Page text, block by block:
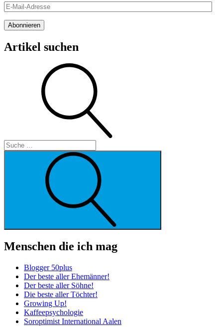
E-
Mail-
Adresse
Abonnieren
Artikel suchen
Menschen die ich mag
Blogger 50plus
Der beste aller Ehemänner!
Der beste aller Söhne!
Die beste aller Töchter!
Growing Up!
Kaffeepsychologie
Soroptimist International Aalen